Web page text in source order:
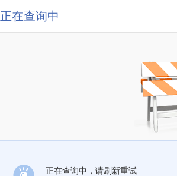
正在查询中
正在查询中，请刷新重试